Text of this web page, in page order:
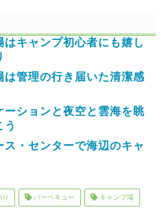
キャンプ初心者にも嬉し
は管理の行き届いた清潔感
ーションと夜空と雲海を眺
う
ス・センターで海辺のキャ
バーベキュー キャンプ場